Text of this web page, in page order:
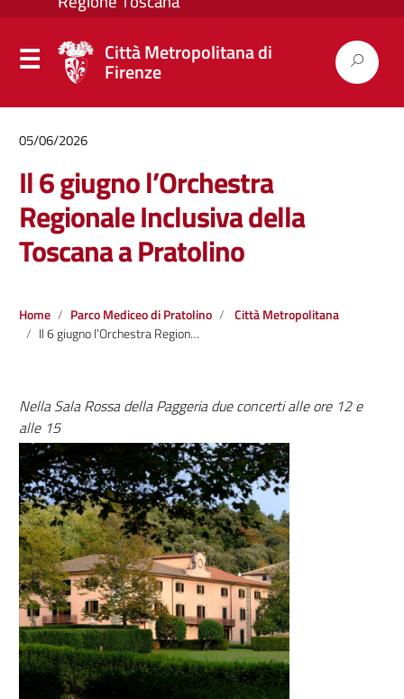
Città Metropolitana di
Firenze
05/06/2026
Il 6 giugno l’Orchestra
Regionale Inclusiva della
Toscana a Pratolino
Home Parco Mediceo di Pratolino
Città Metropolitana
Il 6 giugno l’Orchestra Regionale Inclusiva della Toscana a Pratolino
Nella Sala Rossa della Paggeria due concerti alle ore 12 e
alle 15